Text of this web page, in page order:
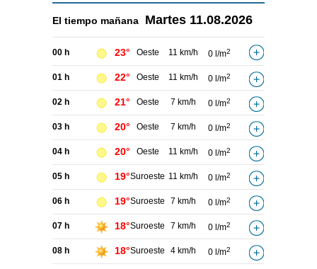
El tiempo mañana Martes 11.08.2026
00 h 23° Oeste 11 km/h 0 l/m2
01 h 22° Oeste 11 km/h 0 l/m2
02 h 21° Oeste 7 km/h 0 l/m2
03 h 20° Oeste 7 km/h 0 l/m2
04 h 20° Oeste 11 km/h 0 l/m2
05 h 19°Suroeste 11 km/h 0 l/m2
06 h 19°Suroeste 7 km/h 0 l/m2
07 h 18°Suroeste 7 km/h 0 l/m2
08 h 18°Suroeste 4 km/h 0 l/m2